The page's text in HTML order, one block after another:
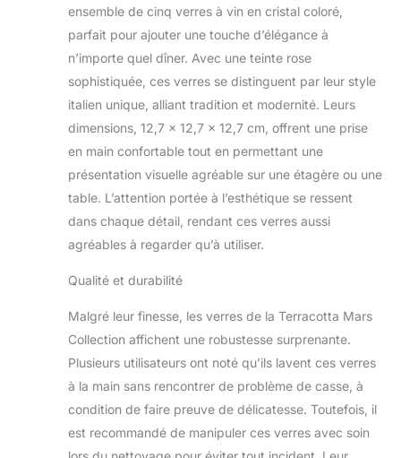
menthe. Ces tons
subtils donnent aux
lunettes un look
élégant et sophistiqué
qui est parfait pour
toutes les occasions.
Que vous organisiez un
décontractée avec des
amis, cet ensemble de
verres à vin colorés ne
manquera pas
verres à vin de ce lot
de liquide, ce qui les
du vin, ainsi que
d'autres boissons. La
forme du verre est
conçue pour améliorer
vin, assurant que
ensemble de cinq verres à vin en cristal coloré,
parfait pour ajouter une touche d’élégance à
n’importe quel dîner. Avec une teinte rose
sophistiquée, ces verres se distinguent par leur style
italien unique, alliant tradition et modernité. Leurs
dimensions, 12,7 x 12,7 x 12,7 cm, offrent une prise
en main confortable tout en permettant une
présentation visuelle agréable sur une étagère ou une
table. L’attention portée à l’esthétique se ressent
dans chaque détail, rendant ces verres aussi
agréables à regarder qu’à utiliser.
Qualité et durabilité
Malgré leur finesse, les verres de la Terracotta Mars
Collection affichent une robustesse surprenante.
Plusieurs utilisateurs ont noté qu’ils lavent ces verres
à la main sans rencontrer de problème de casse, à
condition de faire preuve de délicatesse. Toutefois, il
est recommandé de manipuler ces verres avec soin